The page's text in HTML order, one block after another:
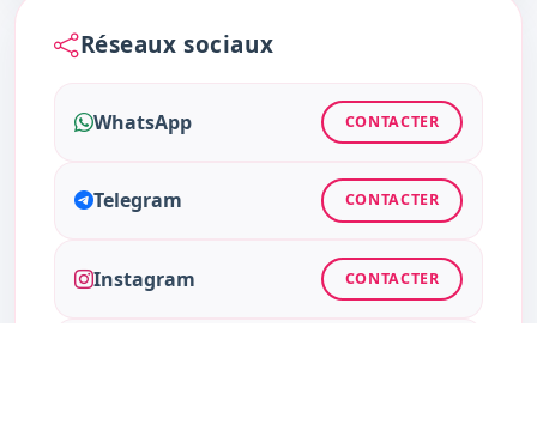
Réseaux sociaux
WhatsApp CONTACTER
Telegram CONTACTER
Instagram CONTACTER